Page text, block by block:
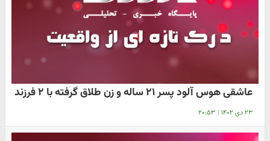
عاشقی هوس آلود پسر ۲۱ ساله و زن طلاق گرفته با ۲ فرزند
۲۳ دی ۱۴۰۲ | ۲۰:۵۳